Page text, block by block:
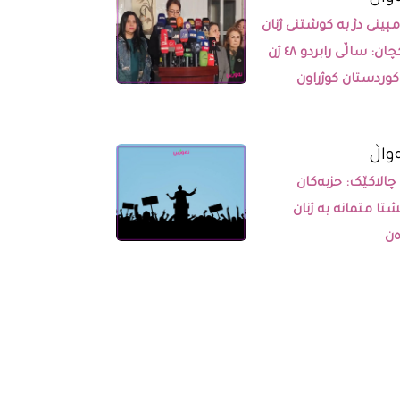
دژ بە کوشتنی ژنان
و کچان: ساڵی رابردو ٤٨ ژن
کوژراون
چالاکێک: حزبەکان
متمانە بە ژنان